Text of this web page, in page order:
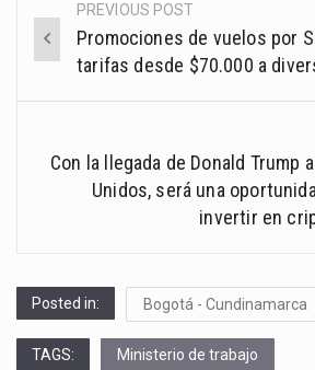
Post
navigation
PREVIOUS POST
Promociones de vuelos por
tarifas desde $70.000 a
Con la llegada de Donald Trump
Unidos, será una
invertir en
Posted in: Bogotá - Cundinamarca
TAGS: Ministerio de trabajo